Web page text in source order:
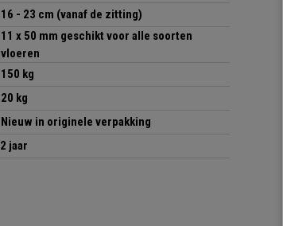
16 - 23 cm (vanaf de zitting)
11 x 50 mm geschikt voor alle soorten
vloeren
150 kg
20 kg
Nieuw in originele verpakking
2 jaar